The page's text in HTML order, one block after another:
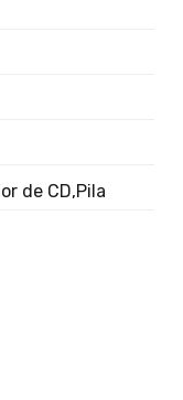
de CD,Pila